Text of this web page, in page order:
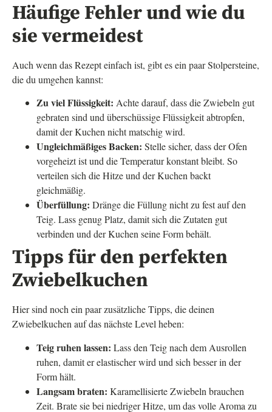
Häufige Fehler und wie du
sie vermeidest
Auch wenn das Rezept einfach ist, gibt es ein paar Stolpersteine,
die du umgehen kannst:
Zu viel Flüssigkeit: Achte darauf, dass die Zwiebeln gut
gebraten sind und überschüssige Flüssigkeit abtropfen,
damit der Kuchen nicht matschig wird.
Ungleichmäßiges Backen: Stelle sicher, dass der Ofen
vorgeheizt ist und die Temperatur konstant bleibt. So
verteilen sich die Hitze und der Kuchen backt
gleichmäßig.
Überfüllung: Dränge die Füllung nicht zu fest auf den
Teig. Lass genug Platz, damit sich die Zutaten gut
verbinden und der Kuchen seine Form behält.
Tipps für den perfekten
Zwiebelkuchen
Hier sind noch ein paar zusätzliche Tipps, die deinen
Zwiebelkuchen auf das nächste Level heben:
Teig ruhen lassen: Lass den Teig nach dem Ausrollen
ruhen, damit er elastischer wird und sich besser in der
Form hält.
Langsam braten: Karamellisierte Zwiebeln brauchen
Zeit. Brate sie bei niedriger Hitze, um das volle Aroma zu